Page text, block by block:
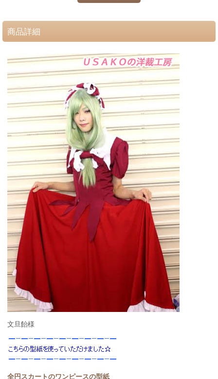
商品詳細
文旦飴様
全円スカートのワンピースの型紙